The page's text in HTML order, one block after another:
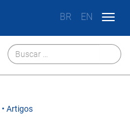
BR EN
• Artigos